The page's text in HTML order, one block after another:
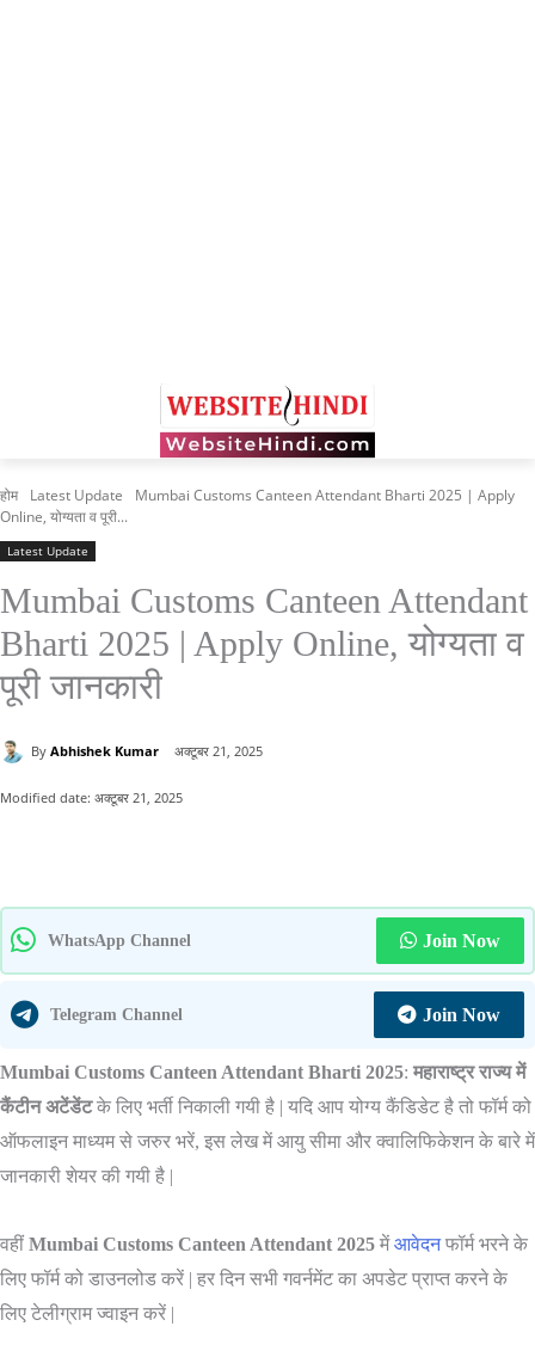
होम Latest Update
Mumbai Customs Canteen Attendant Bharti 2025 | Apply
Online, योग्यता व पूरी...
Latest Update
Mumbai Customs Canteen Attendant
Bharti 2025 | Apply Online, योग्यता व
पूरी जानकारी
By Abhishek Kumar अक्टूबर 21, 2025
Modified date: अक्टूबर 21, 2025
WhatsApp Channel Join Now
Telegram Channel Join Now
Mumbai Customs Canteen Attendant Bharti 2025: महाराष्ट्र राज्य में
कैंटीन अटेंडेंटके लिए भर्ती निकाली गयी है | यदि आप योग्य कैंडिडेट है तो फॉर्म को
ऑफलाइन माध्यम से जरुर भरें, इस लेख में आयु सीमा और क्वालिफिकेशन के बारे में
जानकारी शेयर की गयी है |
वहीं Mumbai Customs Canteen Attendant 2025 मेंआवेदनफॉर्म भरने के
लिए फॉर्म को डाउनलोड करें | हर दिन सभी गवर्नमेंट का अपडेट प्राप्त करने के
लिए टेलीग्राम ज्वाइन करें |